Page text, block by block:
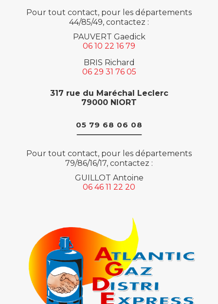
Pour tout contact, pour les départements
44/85/49, contactez :
PAUVERT Gaedick
06 10 22 16 79
BRIS Richard
06 29 31 76 05
317 rue du Maréchal Leclerc
79000 NIORT
05 79 68 06 08
Pour tout contact, pour les départements
79/86/16/17, contactez :
GUILLOT Antoine
06 46 11 22 20